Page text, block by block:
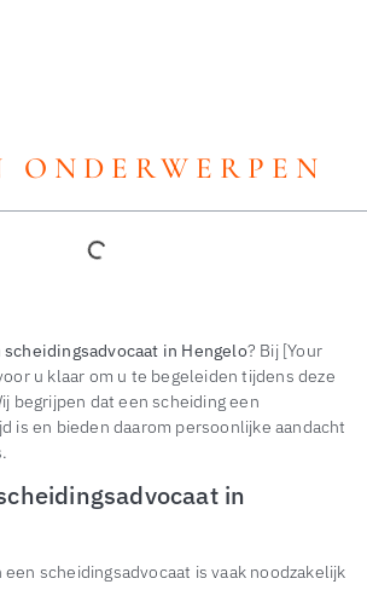
ONDERWERPEN
scheidingsadvocaat in Hengelo? Bij [Your
u klaar om u te begeleiden tijdens deze
begrijpen dat een scheiding een
is en bieden daarom persoonlijke aandacht
in
scheidingsadvocaat is vaak noodzakelijk